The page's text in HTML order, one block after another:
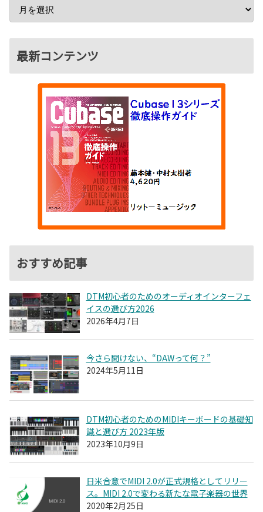
最新コンテンツ
おすすめ記事
DTM初心者のためのオーディオインターフェ
イスの選び方2026
2026年4月7日
今さら聞けない、“DAWって何？”
2024年5月11日
DTM初心者のためのMIDIキーボードの基礎知
識と選び方 2023年版
2023年10月9日
日米合意でMIDI 2.0が正式規格としてリリー
ス。MIDI 2.0で変わる新たな電子楽器の世界
2020年2月25日